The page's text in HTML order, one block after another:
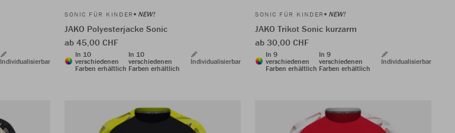
Individualisierbar
SONIC FÜR KINDER NEW!
JAKO Polyesterjacke Sonic
ab 45,00 CHF
In 10
verschiedenen
Farben erhältlich
In 10
verschiedenen
Farben erhältlich
Individualisierbar
SONIC FÜR KINDER NEW!
JAKO Trikot Sonic kurzarm
ab 30,00 CHF
In 9
verschiedenen
Farben erhältlich
In 9
verschiedenen
Farben erhältlich
Individualisierbar